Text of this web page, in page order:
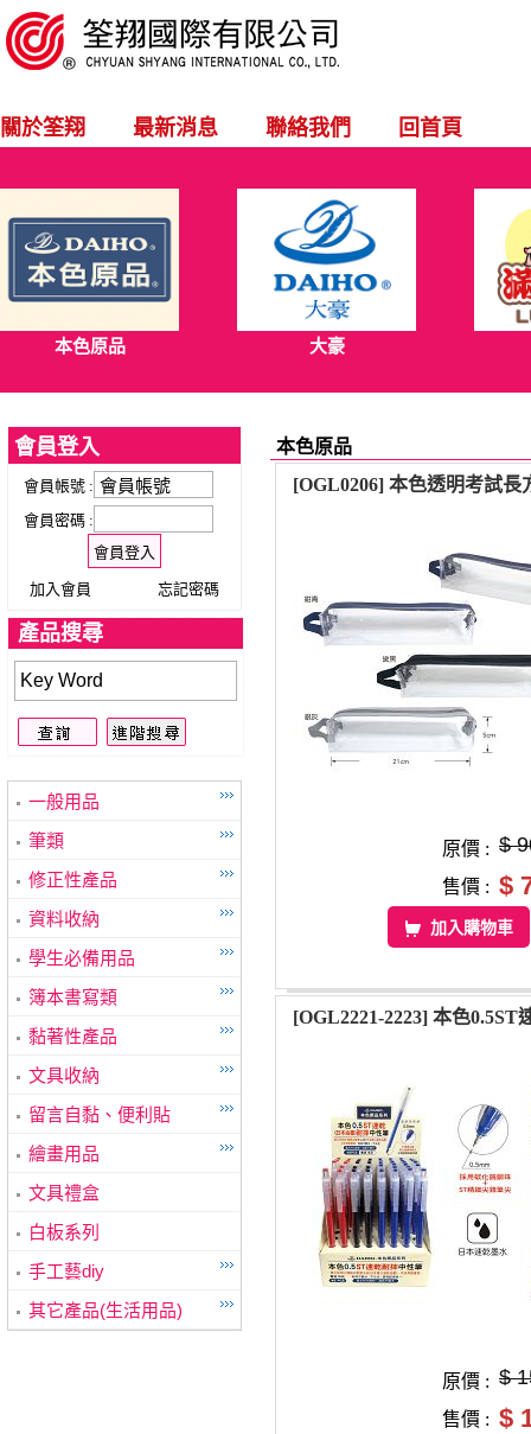
關於筌翔 最新消息 聯絡我們 回首頁
本色原品 大豪
會員登入
會員帳號 :
會員密碼 :
加入會員 忘記密碼
產品搜尋
一般用品
筆類
修正性產品
資料收納
學生必備用品
簿本書寫類
黏著性產品
文具收納
留言自黏、便利貼
繪畫用品
文具禮盒
白板系列
手工藝diy
其它產品(生活用品)
本色原品
[OGL0206] 本色透明考試長
原價 : $
售價 : $
加入購物車
原價 : $
售價 : $